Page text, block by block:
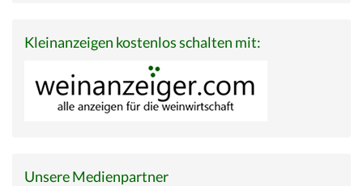
Kleinanzeigen kostenlos schalten mit:
Unsere Medienpartner